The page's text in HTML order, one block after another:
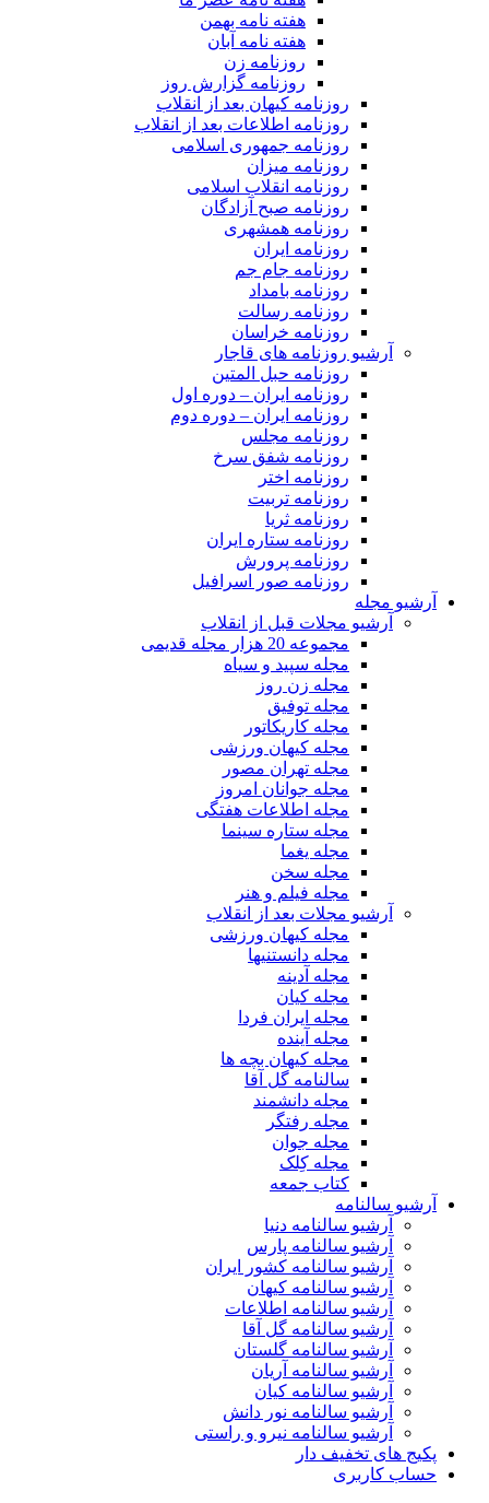
هفته نامه بهمن
هفته نامه آبان
روزنامه زن
روزنامه گزارش روز
روزنامه کیهان بعد از انقلاب
روزنامه اطلاعات بعد از انقلاب
روزنامه جمهوری اسلامی
روزنامه میزان
روزنامه انقلاب اسلامی
روزنامه صبح آزادگان
روزنامه همشهری
روزنامه ایران
روزنامه جام جم
روزنامه بامداد
روزنامه رسالت
روزنامه خراسان
آرشیو روزنامه های قاجار
روزنامه حبل المتین
روزنامه ایران – دوره اول
روزنامه ایران – دوره دوم
روزنامه مجلس
روزنامه شفق سرخ
روزنامه اختر
روزنامه تربیت
روزنامه ثریا
روزنامه ستاره ایران
روزنامه پرورش
روزنامه صور اسرافیل
آرشیو مجله
آرشیو مجلات قبل از انقلاب
مجموعه 20 هزار مجله قدیمی
مجله سپید و سیاه
مجله زن روز
مجله توفیق
مجله کاریکاتور
مجله کیهان ورزشی
مجله تهران مصور
مجله جوانان امروز
مجله اطلاعات هفتگی
مجله ستاره سینما
مجله یغما
مجله سخن
مجله فیلم و هنر
آرشیو مجلات بعد از انقلاب
مجله کیهان ورزشی
مجله دانستنیها
مجله آدینه
مجله کیان
مجله ایران فردا
مجله آینده
مجله کیهان بچه ها
سالنامه گل آقا
مجله دانشمند
مجله رفتگر
مجله جوان
مجله کِلک
کتاب جمعه
آرشیو سالنامه
آرشیو سالنامه دنیا
آرشیو سالنامه پارس
آرشیو سالنامه کشور ایران
آرشیو سالنامه کیهان
آرشیو سالنامه اطلاعات
آرشیو سالنامه گل آقا
آرشیو سالنامه گلستان
آرشیو سالنامه آریان
آرشیو سالنامه کیان
آرشیو سالنامه نور دانش
آرشیو سالنامه نیرو و راستی
پکیج های تخفیف دار
حساب کاربری